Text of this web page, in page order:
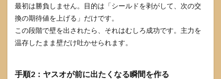
最初は勝負しません。目的は「シールドを剥がして、次の交
換の期待値を上げる」だけです。
この段階で壁を出されたら、それはむしろ成功です。主力を
温存したまま壁だけ吐かせられます。
手順2：ヤスオが前に出たくなる瞬間を作る